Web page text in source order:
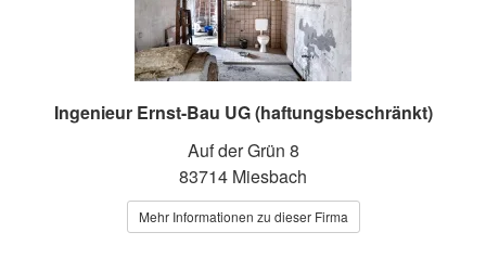
Ingenieur Ernst-Bau UG (haftungsbeschränkt)
Auf der Grün 8
83714 Miesbach
Mehr Informationen zu dieser Firma